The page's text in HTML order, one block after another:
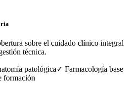
sobre el cuidado clínico integral
técnica.
patológica✓ Farmacología base
formación